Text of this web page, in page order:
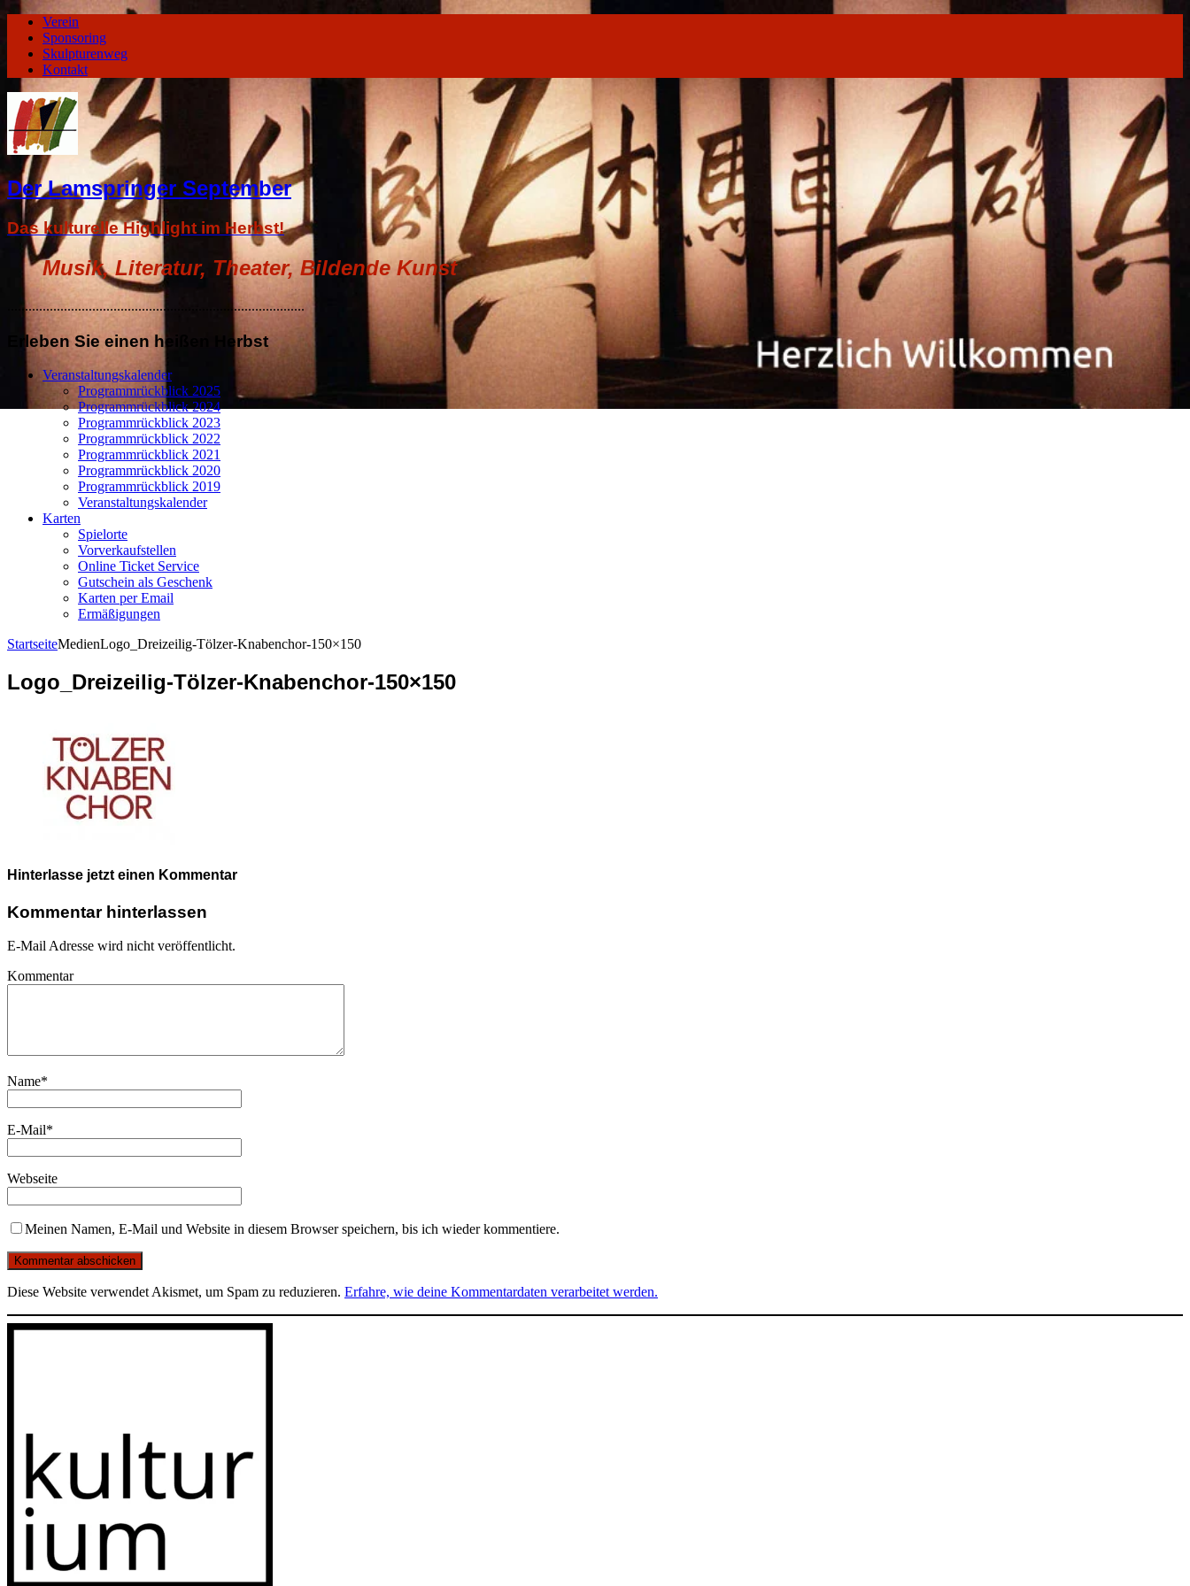
Verein
Sponsoring
Skulpturenweg
Kontakt
Der Lamspringer September
Das kulturelle Highlight im Herbst!
Musik, Literatur, Theater, Bildende Kunst
....................................................................................
Erleben Sie einen heißen Herbst
Veranstaltungskalender
Programmrückblick 2025
Programmrückblick 2024
Programmrückblick 2023
Programmrückblick 2022
Programmrückblick 2021
Programmrückblick 2020
Programmrückblick 2019
Veranstaltungskalender
Karten
Spielorte
Vorverkaufstellen
Online Ticket Service
Gutschein als Geschenk
Karten per Email
Ermäßigungen
StartseiteMedienLogo_Dreizeilig-Tölzer-Knabenchor-150×150
Logo_Dreizeilig-Tölzer-Knabenchor-150×150
Hinterlasse jetzt einen Kommentar
Kommentar hinterlassen
E-Mail Adresse wird nicht veröffentlicht.
Kommentar
Name*
E-Mail*
Webseite
Meinen Namen, E-Mail und Website in diesem Browser speichern, bis ich wieder kommentiere.
Diese Website verwendet Akismet, um Spam zu reduzieren. Erfahre, wie deine Kommentardaten verarbeitet werden.